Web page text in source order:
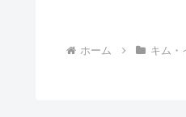
ホーム キム・